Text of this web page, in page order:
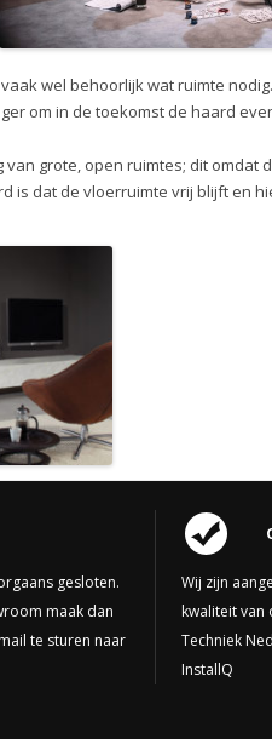
wel behoorlijk wat ruimte nodig.
om in de toekomst de haard
grote, open ruimtes; dit omdat
is dat de vloerruimte vrij blijft en
gesloten.
maak dan
te sturen naar
Wij zijn
kwaliteit van
Techniek
InstallQ